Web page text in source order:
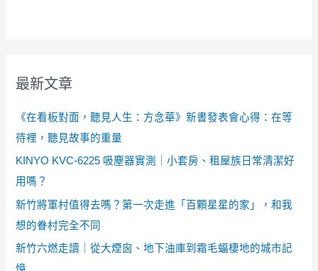
最新文章
《在看板對面，聽見人生：方念華》新書發表會心得：在等
待裡，聽見故事的重量
KINYO KVC-6225 吸塵器實測｜小套房、租屋族日常清潔好
用嗎？
新竹將軍村值得去嗎？第一次走進「百顆星星的家」，和我
想的眷村完全不同
新竹六燃走讀｜從大煙囪、地下油庫到霜毛蝠棲地的城市記